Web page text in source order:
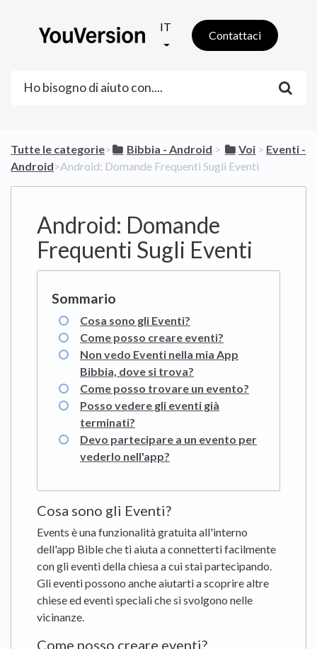
IT
Contattaci
Tutte le categorie​>​ ​Bibbia - Android ​ > ​ ​Voi ​ > ​ ​Eventi -
Android​>​ Android: Domande Frequenti Sugli Eventi
Android: Domande
Frequenti Sugli Eventi
Cosa sono gli Eventi?
Come posso creare eventi?
Non vedo Eventi nella mia App
Bibbia, dove si trova?
Come posso trovare un evento?
Posso vedere gli eventi già
terminati?
Devo partecipare a un evento per
vederlo nell'app?
Cosa sono gli Eventi?
Events è una funzionalità gratuita all'interno
dell'app Bible che ti aiuta a connetterti facilmente
con gli eventi della chiesa a cui stai partecipando.
Gli eventi possono anche aiutarti a scoprire altre
chiese ed eventi speciali che si svolgono nelle
vicinanze.
Come posso creare eventi?